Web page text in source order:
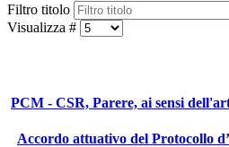
Filtro titolo
Visualizza #
PCM - CSR, Parere, ai sensi
Accordo attuativo del Protocollo